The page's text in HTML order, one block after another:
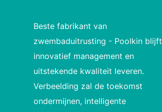
Beste fabrikant van
zwembaduitrusting - Poolkin blijft
innovatief management en
uitstekende kwaliteit leveren.
Verbeelding zal de toekomst
ondermijnen, intelligente